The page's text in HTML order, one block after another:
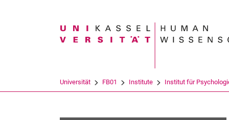
Suchbegriff
Universität FB01 Institute Institut für